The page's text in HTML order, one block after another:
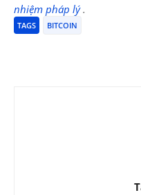
nhiệm pháp lý.
TAGS BITCOIN